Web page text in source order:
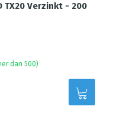
TX20 Verzinkt - 200
dan 500)